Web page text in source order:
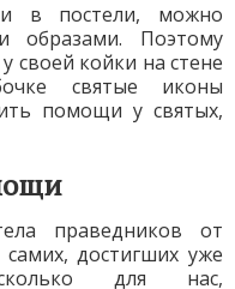
в постели, можно
образами. Поэтому
своей койки на стене
святые иконы
помощи у святых,
праведников от
достигших уже
для нас,